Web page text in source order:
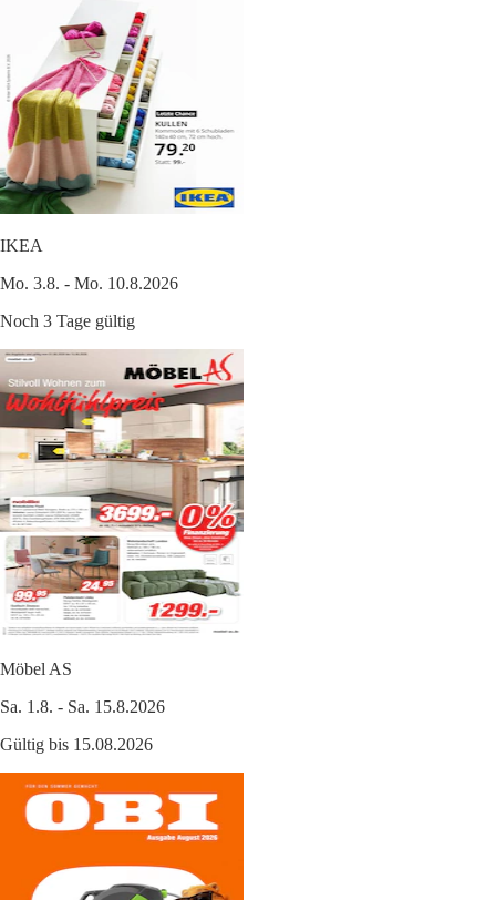
IKEA
Mo. 3.8. - Mo. 10.8.2026
Noch 3 Tage gültig
Möbel AS
Sa. 1.8. - Sa. 15.8.2026
Gültig bis 15.08.2026